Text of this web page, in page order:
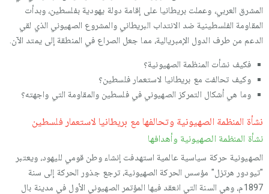
المشرق العربي، وعملت بريطانيا على إقامة دولة يهودية بفلسطين، وبدأت
المقاومة الفلسطينية ضد الانتداب البريطاني والمشروع الصهيوني الذي لقي
الدعم من طرف الدول الإمبريالية، مما جعل الصراع في المنطقة إلى يمتد الآن.
فكيف نشأت المنظمة الصهيونية؟
وكيف تحالفت مع بريطانيا لاستعمار فلسطين؟
وما هي أشكال التمركز الصهيوني في فلسطين والمقاومة التي واجهته؟
نشأة المنظمة الصهيونية وتحالفها مع بريطانيا لاستعمار فلسطين
نشأة المنظمة الصهيونية وأهدافها
الصهيونية حركة سياسية عالمية استهدفت إنشاء وطن قومي لليهود، ويعتبر
"تيودور هرتزل" مؤسس الحركة الصهيونية، ترجع جذور الحركة إلى سنة
1897م، وهي السنة التي انعقد فيها المؤتمر الصهيوني الأول في مدينة بال